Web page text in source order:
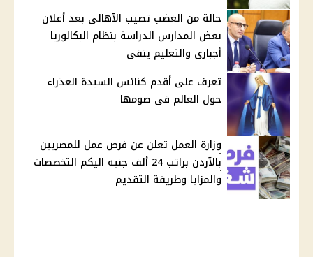
حالة من الغضب تصيب الآهالى بعد أعلان
بعض المدارس الدراسة بنظام البكالوريا
أجبارى والتعليم ينفى
تعرف على أقدم كنائس السيدة العذراء
حول العالم فى صومها
وزارة العمل تعلن عن فرص عمل للمصريين
بالآردن براتب 24 ألف جنيه اليكم التخصصات
والمزايا وطريقة التقديم